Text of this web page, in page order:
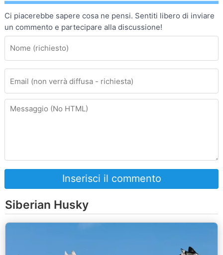
Ci piacerebbe sapere cosa ne pensi. Sentiti libero di inviare
un commento e partecipare alla discussione!
Inserisci il commento
Siberian Husky